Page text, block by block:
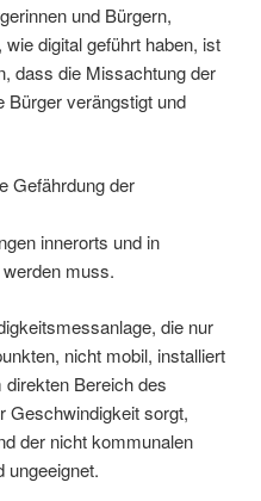
und Bürgern,
digital geführt haben, ist
dass die Missachtung der
Bürger verängstigt und
Gefährdung der
innerorts und in
muss.
die nur
nicht mobil, installiert
Bereich des
Geschwindigkeit sorgt,
der nicht kommunalen
ungeeignet.